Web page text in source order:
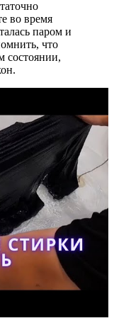
во время
паром и
что
состоянии,